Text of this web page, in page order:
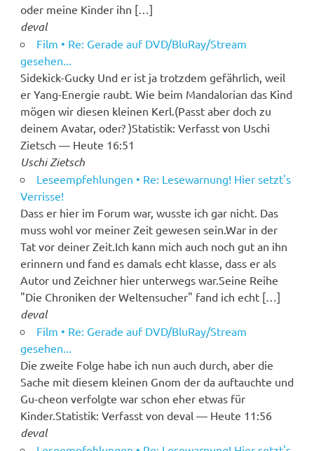
oder meine Kinder ihn […]
deval
Film • Re: Gerade auf DVD/BluRay/Stream
gesehen...
Sidekick-Gucky Und er ist ja trotzdem gefährlich, weil
er Yang-Energie raubt. Wie beim Mandalorian das Kind
mögen wir diesen kleinen Kerl.(Passt aber doch zu
deinem Avatar, oder? )Statistik: Verfasst von Uschi
Zietsch — Heute 16:51
Uschi Zietsch
Leseempfehlungen • Re: Lesewarnung! Hier setzt's
Verrisse!
Dass er hier im Forum war, wusste ich gar nicht. Das
muss wohl vor meiner Zeit gewesen sein.War in der
Tat vor deiner Zeit.Ich kann mich auch noch gut an ihn
erinnern und fand es damals echt klasse, dass er als
Autor und Zeichner hier unterwegs war.Seine Reihe
"Die Chroniken der Weltensucher" fand ich echt […]
deval
Film • Re: Gerade auf DVD/BluRay/Stream
gesehen...
Die zweite Folge habe ich nun auch durch, aber die
Sache mit diesem kleinen Gnom der da auftauchte und
Gu-cheon verfolgte war schon eher etwas für
Kinder.Statistik: Verfasst von deval — Heute 11:56
deval